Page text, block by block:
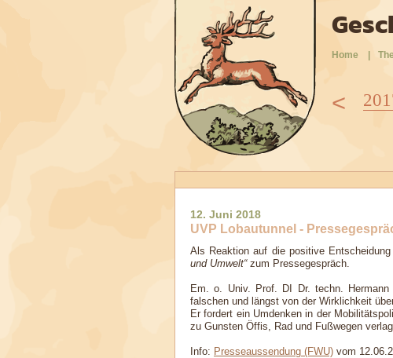
Home
<
2013 2014 2015 2016
12. Juni 2018
UVP Lobautunnel -
Als Reaktion auf die positive
und Umwelt zum Pressegespräch.
Em. o. Univ. Prof. DI Dr. techn.
falschen und längst von der Wirklichkeit
Er fordert ein Umdenken in der
zu Gunsten Öffis, Rad und Fußwegen
Info: Presseaussendung (FWU) vom